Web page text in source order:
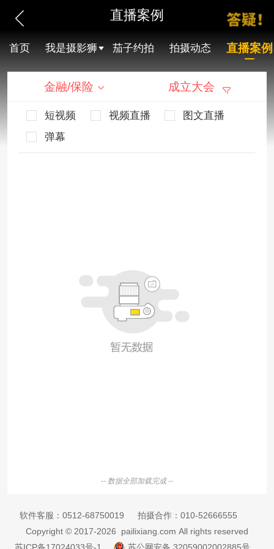
直播案例
首页 我是摄影狮 茄子约拍 拍摄动态 直播案例
金融/保险 成立大会
短视频 视频直播
图文直播
弹幕
-- 数据全部加载完成 --
软件客服： 0512-68750019 拍摄合作： 010-52666555
Copyright © 2017-2026 pailixiang.com All rights reserved
苏ICP备17024033号-1
苏公网安备 32059002002885号